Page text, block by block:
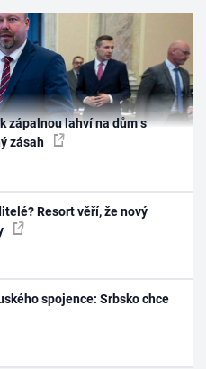
zápalnou lahví na dům s
zásah
Resort věří, že nový
spojence: Srbsko chce